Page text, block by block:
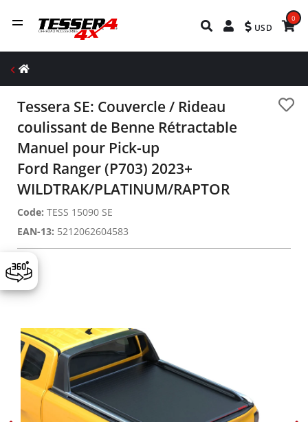
USD
0
Tessera SE: Couvercle / Rideau
coulissant de Benne Rétractable
Manuel pour Pick-up
Ford Ranger (P703) 2023+
WILDTRAK/PLATINUM/RAPTOR
Code: TESS 15090 SE
EAN-13: 5212062604583